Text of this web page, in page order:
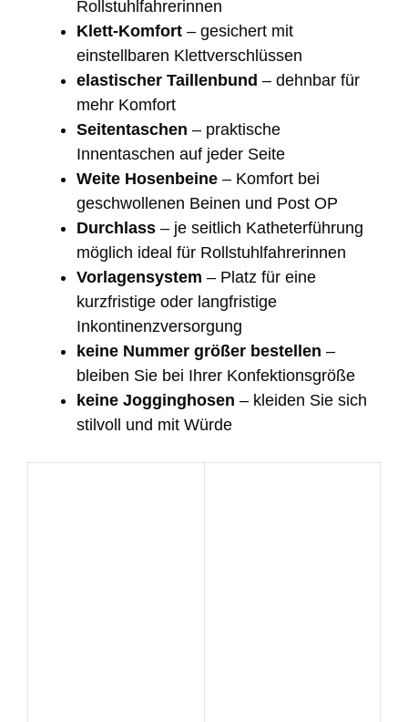
Rollstuhlfahrerinnen
Klett-Komfort – gesichert mit
einstellbaren Klettverschlüssen
elastischer Taillenbund – dehnbar für
mehr Komfort
Seitentaschen – praktische
Innentaschen auf jeder Seite
Weite Hosenbeine – Komfort bei
geschwollenen Beinen und Post OP
Durchlass – je seitlich Katheterführung
möglich ideal für Rollstuhlfahrerinnen
Vorlagensystem – Platz für eine
kurzfristige oder langfristige
Inkontinenzversorgung
keine Nummer größer bestellen –
bleiben Sie bei Ihrer Konfektionsgröße
keine Jogginghosen – kleiden Sie sich
stilvoll und mit Würde